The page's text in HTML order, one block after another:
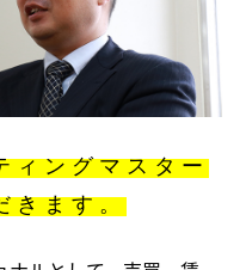
ィングマスター
きます。